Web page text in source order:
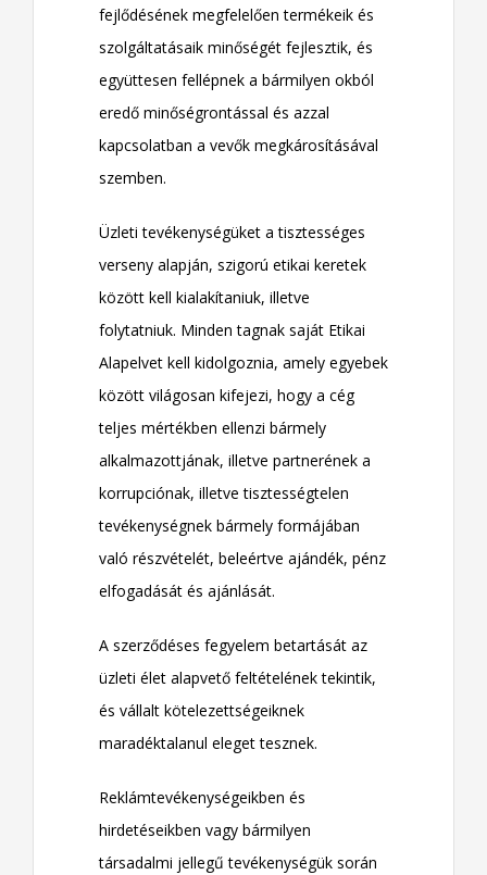
fejlődésének megfelelően termékeik és
szolgáltatásaik minőségét fejlesztik, és
együttesen fellépnek a bármilyen okból
eredő minőségrontással és azzal
kapcsolatban a vevők megkárosításával
szemben.
Üzleti tevékenységüket a tisztességes
verseny alapján, szigorú etikai keretek
között kell kialakítaniuk, illetve
folytatniuk. Minden tagnak saját Etikai
Alapelvet kell kidolgoznia, amely egyebek
között világosan kifejezi, hogy a cég
teljes mértékben ellenzi bármely
alkalmazottjának, illetve partnerének a
korrupciónak, illetve tisztességtelen
tevékenységnek bármely formájában
való részvételét, beleértve ajándék, pénz
elfogadását és ajánlását.
A szerződéses fegyelem betartását az
üzleti élet alapvető feltételének tekintik,
és vállalt kötelezettségeiknek
maradéktalanul eleget tesznek.
Reklámtevékenységeikben és
hirdetéseikben vagy bármilyen
társadalmi jellegű tevékenységük során